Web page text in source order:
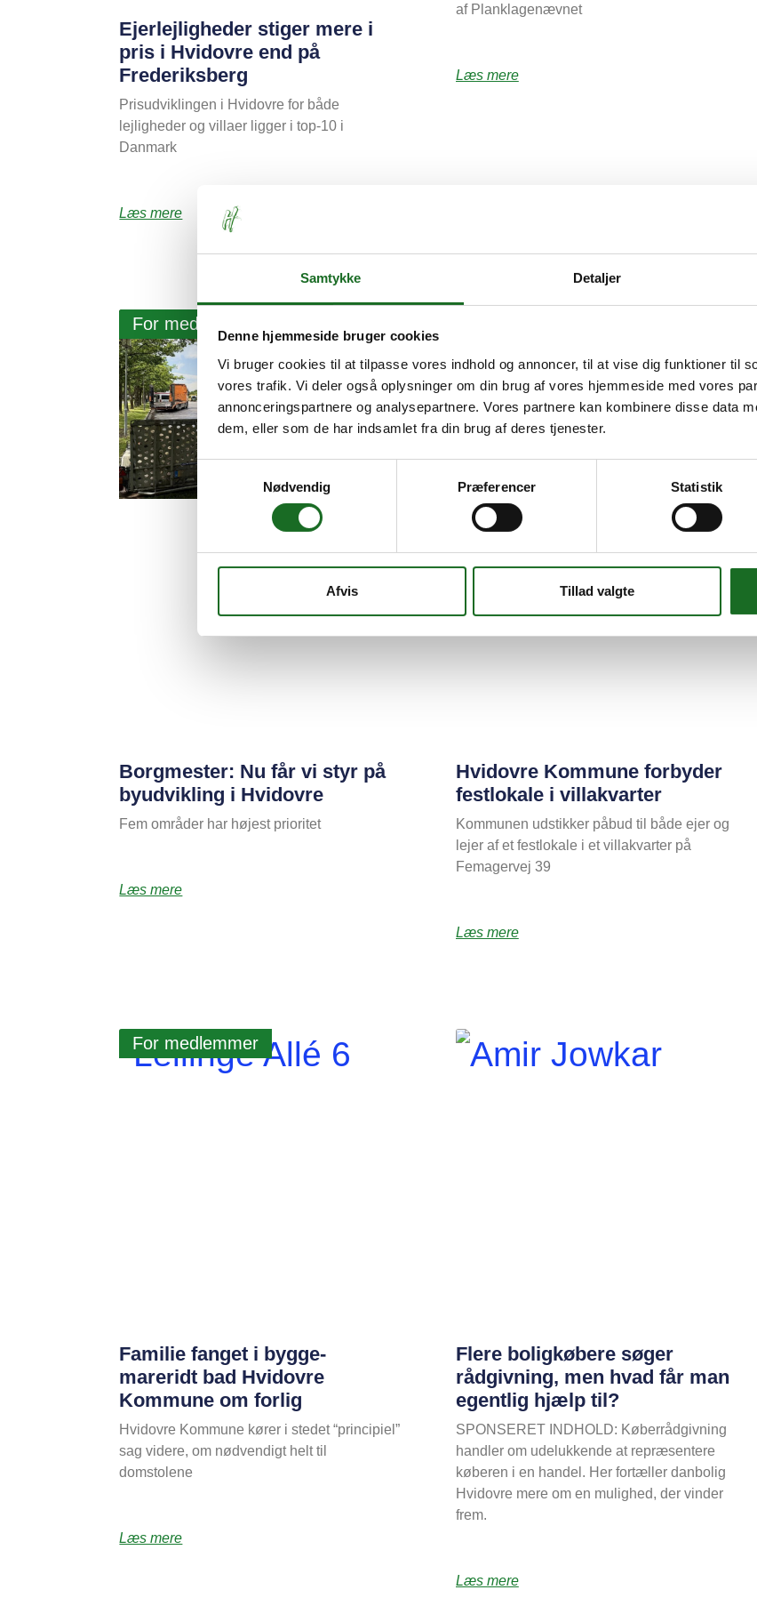
Samtykke Detaljer
Denne hjemmeside bruger cookies
Vi bruger cookies til at tilpasse vores indhold og annoncer, til at vise dig funktioner til
vores trafik. Vi deler også oplysninger om din brug af vores hjemmeside med vores
annonceringspartnere og analysepartnere. Vores partnere kan kombinere disse data
dem, eller som de har indsamlet fra din brug af deres tjenester.
Samtykkevalg
Nødvendig
Præferencer Statistik
Afvis Tillad valgte
Ejerlejligheder stiger mere i
pris i Hvidovre end på
Frederiksberg
Prisudviklingen i Hvidovre for både
lejligheder og villaer ligger i top-10 i
Danmark
Læs mere
af Planklagenævnet
Læs mere
Borgmester: Nu får vi styr på
byudvikling i Hvidovre
Fem områder har højest prioritet
For medlemmer
Læs mere
Hvidovre Kommune forbyder
festlokale i villakvarter
Kommunen udstikker påbud til både ejer og
lejer af et festlokale i et villakvarter på
Femagervej 39
Læs mere
Familie fanget i bygge-
mareridt bad Hvidovre
Kommune om forlig
Hvidovre Kommune kører i stedet “principiel”
sag videre, om nødvendigt helt til
domstolene
For medlemmer
Læs mere
Flere boligkøbere søger
rådgivning, men hvad får man
egentlig hjælp til?
SPONSERET INDHOLD: Køberrådgivning
handler om udelukkende at repræsentere
køberen i en handel. Her fortæller danbolig
Hvidovre mere om en mulighed, der vinder
frem.
Læs mere